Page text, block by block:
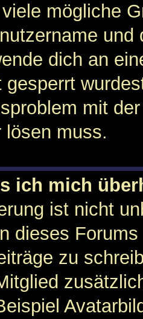
mögliche
dich an
gesperrt
mit
muss.
ich mich
ist nicht
dieses
zu